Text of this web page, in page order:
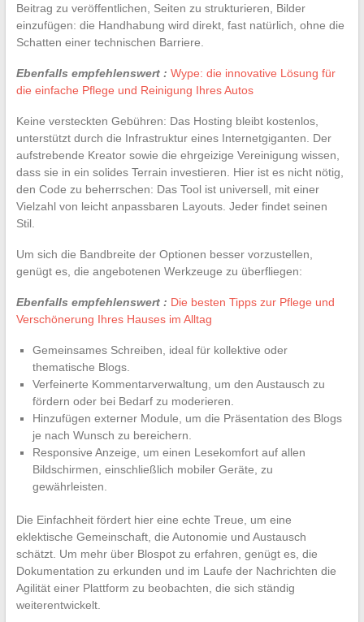
Beitrag zu veröffentlichen, Seiten zu strukturieren, Bilder
einzufügen: die Handhabung wird direkt, fast natürlich, ohne die
Schatten einer technischen Barriere.
Ebenfalls empfehlenswert : Wype: die innovative Lösung für
die einfache Pflege und Reinigung Ihres Autos
Keine versteckten Gebühren: Das Hosting bleibt kostenlos,
unterstützt durch die Infrastruktur eines Internetgiganten. Der
aufstrebende Kreator sowie die ehrgeizige Vereinigung wissen,
dass sie in ein solides Terrain investieren. Hier ist es nicht nötig,
den Code zu beherrschen: Das Tool ist universell, mit einer
Vielzahl von leicht anpassbaren Layouts. Jeder findet seinen
Stil.
Um sich die Bandbreite der Optionen besser vorzustellen,
genügt es, die angebotenen Werkzeuge zu überfliegen:
Ebenfalls empfehlenswert : Die besten Tipps zur Pflege und
Verschönerung Ihres Hauses im Alltag
Gemeinsames Schreiben, ideal für kollektive oder
thematische Blogs.
Verfeinerte Kommentarverwaltung, um den Austausch zu
fördern oder bei Bedarf zu moderieren.
Hinzufügen externer Module, um die Präsentation des Blogs
je nach Wunsch zu bereichern.
Responsive Anzeige, um einen Lesekomfort auf allen
Bildschirmen, einschließlich mobiler Geräte, zu
gewährleisten.
Die Einfachheit fördert hier eine echte Treue, um eine
eklektische Gemeinschaft, die Autonomie und Austausch
schätzt. Um mehr über Blospot zu erfahren, genügt es, die
Dokumentation zu erkunden und im Laufe der Nachrichten die
Agilität einer Plattform zu beobachten, die sich ständig
weiterentwickelt.